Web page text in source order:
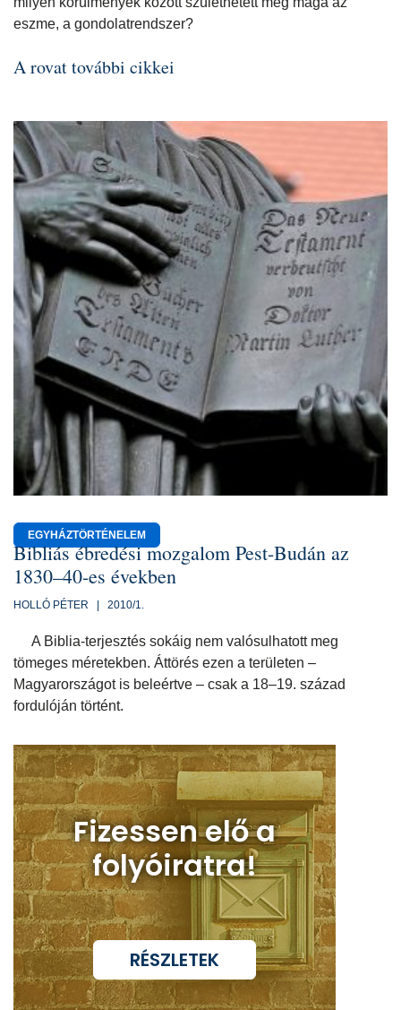
eszme, a gondolatrendszer?
A rovat további cikkei
EGYHÁZTÖRTÉNELEM
Bibliás ébredési mozgalom Pest-Budán az
1830–40-es években
HOLLÓ PÉTER | 2010/1.
A Biblia-terjesztés sokáig nem valósulhatott meg
tömeges méretekben. Áttörés ezen a területen –
Magyarországot is beleértve – csak a 18–19. század
fordulóján történt.
Fizessen elő a
folyóiratra!
RÉSZLETEK